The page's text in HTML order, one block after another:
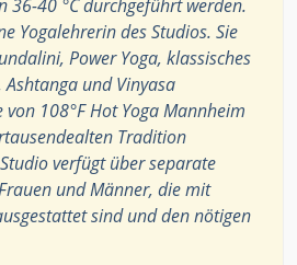
36-40 °C durchgeführt werden.
Yogalehrerin des Studios. Sie
Power Yoga, klassisches
und Vinyasa
108°F Hot Yoga Mannheim
Tradition
verfügt über separate
und Männer, die mit
sind und den nötigen